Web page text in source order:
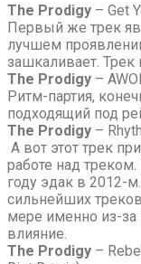
The Prodigy – Get
Первый же трек
лучшем
зашкаливает. Трек
The Prodigy –
Ритм-партия,
подходящий под
The Prodigy –
А вот этот трек
работе над
году эдак в 2012-
сильнейших
мере именно из-за
влияние.
The Prodigy –